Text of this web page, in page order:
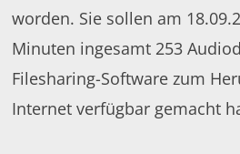
worden. Sie sollen am
Minuten ingesamt 253
Filesharing-Software zum
Internet verfügbar gemacht